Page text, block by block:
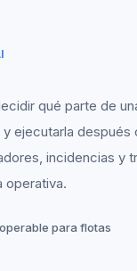
qué parte de
ejecutarla después
incidencias y
operativa.
para flotas